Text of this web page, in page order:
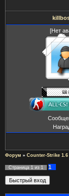
[Нет
Форум » Counter-Strike 1.6
Страница 1 из 1
1